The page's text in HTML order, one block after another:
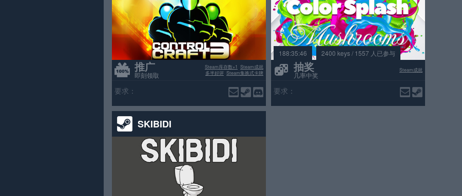
推广
即刻领取
Steam成就
Steam库存数+1
Steam集换式卡牌
多半好评
要求：
188:35:46 2400 keys / 1557 人已参与
抽奖
几率中奖
Steam成就
要求：
SKIBIDI